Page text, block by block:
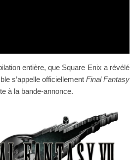
entière, que Square Enix a révélé
s’appelle officiellement Final Fantasy
à la bande-annonce.